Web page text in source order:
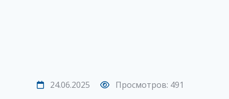
24.06.2025
Просмотров: 491